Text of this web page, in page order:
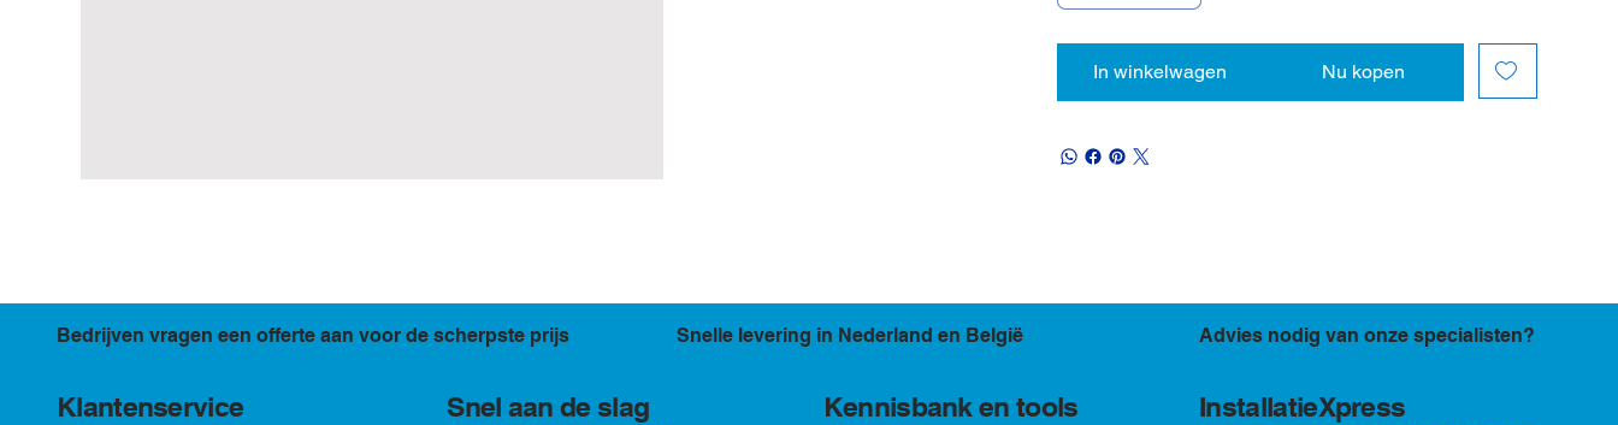
In winkelwagen Nu kopen
Klantenservice
Bedrijven vragen een offerte aan voor de scherpste prijs Snelle levering in Nederland en België Advies nodig van onze specialisten?
Snel aan de slag Kennisbank en tools InstallatieXpress